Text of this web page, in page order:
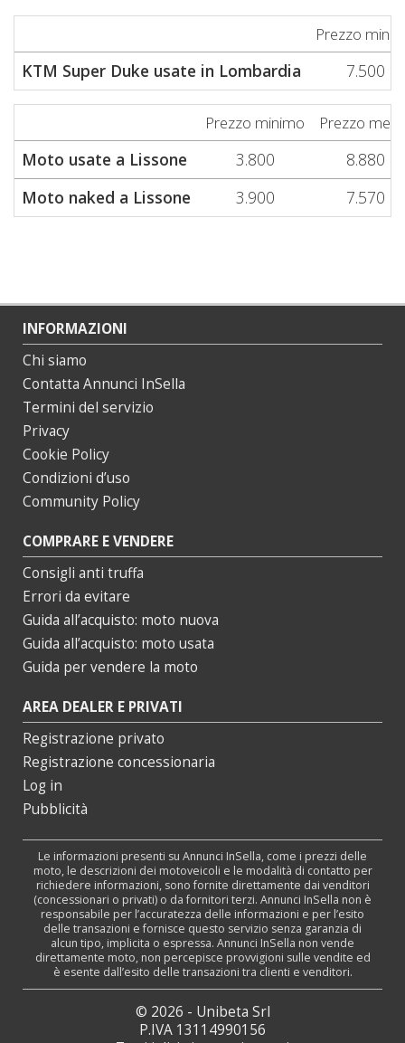
Prezzo
KTM Super Duke usate in Lombardia 7.500
Prezzo minimo Prezzo
Moto usate a Lissone 3.800
8.880
Moto naked a Lissone
3.900 7.570
INFORMAZIONI
Chi siamo
Contatta Annunci InSella
Termini del servizio
Privacy
Cookie Policy
Condizioni d’uso
Community Policy
COMPRARE E VENDERE
Consigli anti truffa
Errori da evitare
Guida all’acquisto: moto nuova
Guida all’acquisto: moto usata
Guida per vendere la moto
AREA DEALER E PRIVATI
Registrazione privato
Registrazione concessionaria
Log in
Pubblicità
Le informazioni presenti su Annunci InSella, come i prezzi delle
moto, le descrizioni dei motoveicoli e le modalità di contatto per
richiedere informazioni, sono fornite direttamente dai venditori
(concessionari o privati) o da fornitori terzi. Annunci InSella non è
responsabile per l’accuratezza delle informazioni e per l’esito
delle transazioni e fornisce questo servizio senza garanzia di
alcun tipo, implicita o espressa. Annunci InSella non vende
direttamente moto, non percepisce provvigioni sulle vendite ed
è esente dall’esito delle transazioni tra clienti e venditori.
© 2026 - Unibeta Srl
P.IVA 13114990156